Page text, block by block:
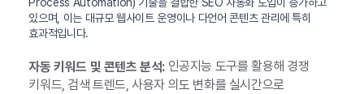
Process Automation) 기술을 결합한 SEO 자동화 도입이 증가하고
있으며, 이는 대규모 웹사이트 운영이나 다언어 콘텐츠 관리에 특히
효과적입니다.
자동 키워드 및 콘텐츠 분석:인공지능 도구를 활용해 경쟁
키워드, 검색 트렌드, 사용자 의도 변화를 실시간으로